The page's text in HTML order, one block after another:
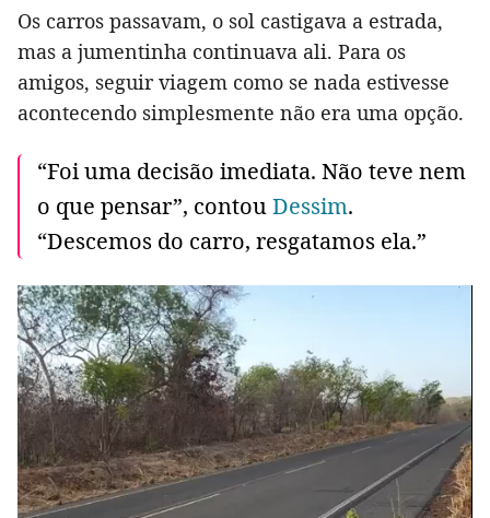
Os carros passavam, o sol castigava a estrada,
mas a jumentinha continuava ali. Para os
amigos, seguir viagem como se nada estivesse
acontecendo simplesmente não era uma opção.
“Foi uma decisão imediata. Não teve nem
o que pensar”, contouDessim.
“Descemos do carro, resgatamos ela.”